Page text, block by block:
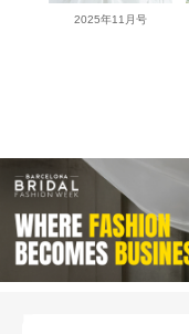
2025年11月号